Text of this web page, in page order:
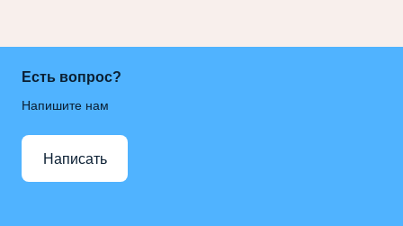
Есть вопрос?
Напишите нам
Написать